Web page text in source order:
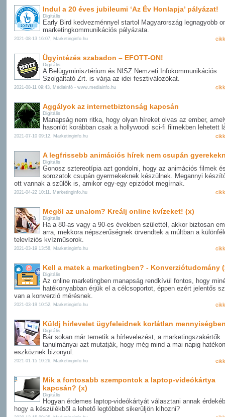
Indul a 20 éves jubileumi ‘Az Év Honlapja’ pályázat!
Digitális
Early Bird kedvezménnyel startol Magyarország legnagyobb
marketingkommunikációs pályázata.
2021-08-13 16:07, Marketinginfo.hu
Ügyintézés szabadon – EFOTT-ON!
Digitális
A Belügyminisztérium és NISZ Nemzeti Infokommunikációs
Szolgáltató Zrt. is várja az idei fesztiválozókat.
2021-08-11 09:43, Médiainfó - www.mediainfo.hu
Aggályok az internetbiztonság kapcsán
Digitális
Manapság nem ritka, hogy olyan híreket olvas az ember,
hasonlót korábban csak a hollywoodi sci-fi filmekben lehetett
2021-07-10 09:12, Marketinginfo.hu
A legfrissebb animációs hírek nem csupán
Digitális
Gonosz sztereotípia azt gondolni, hogy az animációs filmek
sorozatok csupán gyermekeknek készülnek. Megannyi
ott vannak a szülők is, amikor egy-egy epizódot megírnak.
2021-04-22 10:11, Marketinginfo.hu
Megöl az unalom? Kreálj online kvízeket! (x)
Digitális
Ha a 80-as vagy a 90-es években születtél, akkor biztosan
arra, mekkora népszerűségnek örvendtek a múltban a
televíziós kvízműsorok.
2021-03-19 13:58, Marketinginfo.hu
Kell a matek a marketingben? - Konverziótudomány
Digitális
Az online marketingben manapság rendkívül fontos, hogy
hatékonyabban érjük el a célcsoportot, éppen ezért jelentős
van a konverzió mérésnek.
2021-03-19 10:52, Marketinginfo.hu
Küldj hírlevelet ügyfeleidnek korlátlan
Digitális
Bár sokan már temetik a hírlevelezést, a marketingszakértők
tanulmányai azt mutatják, hogy még mind a mai napig
eszköznek bizonyul.
2021-01-15 10:26, Marketinginfo.hu
Mik a fontosabb szempontok a laptop-videókártya
kapcsán? (x)
Digitális
Hogyan érdemes laptop-videókártyát választani annak
hogy a készülékből a lehető legtöbbet sikerüljön kihozni?